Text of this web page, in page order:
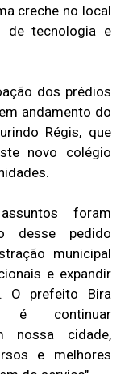
creche no local
de tecnologia e
dos prédios
andamento do
Régis, que
novo colégio
foram
desse pedido
municipal
e expandir
O prefeito Bira
é continuar
nossa cidade,
e melhores